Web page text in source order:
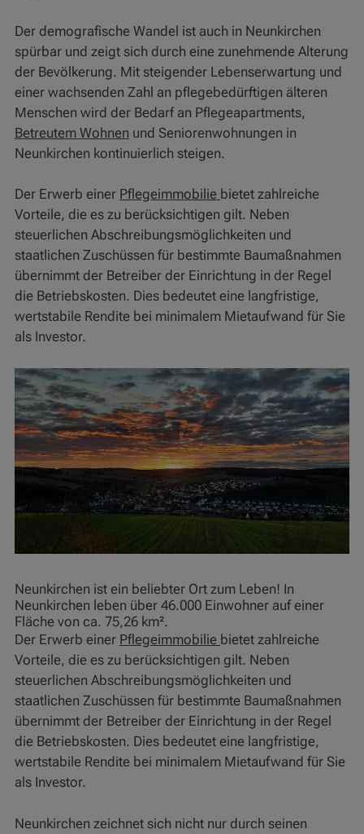
Der demografische Wandel ist auch in Neunkirchen
spürbar und zeigt sich durch eine zunehmende Alterung
der Bevölkerung. Mit steigender Lebenserwartung und
einer wachsenden Zahl an pflegebedürftigen älteren
Menschen wird der Bedarf an Pflegeapartments,
Betreutem Wohnen und Seniorenwohnungen in
Neunkirchen kontinuierlich steigen.
Der Erwerb einer Pflegeimmobilie bietet zahlreiche
Vorteile, die es zu berücksichtigen gilt. Neben
steuerlichen Abschreibungsmöglichkeiten und
staatlichen Zuschüssen für bestimmte Baumaßnahmen
übernimmt der Betreiber der Einrichtung in der Regel
die Betriebskosten. Dies bedeutet eine langfristige,
wertstabile Rendite bei minimalem Mietaufwand für Sie
als Investor.
Neunkirchen ist ein beliebter Ort zum Leben! In
Neunkirchen leben über 46.000 Einwohner auf einer
Fläche von ca. 75,26 km².
Der Erwerb einer Pflegeimmobilie bietet zahlreiche
Vorteile, die es zu berücksichtigen gilt. Neben
steuerlichen Abschreibungsmöglichkeiten und
staatlichen Zuschüssen für bestimmte Baumaßnahmen
übernimmt der Betreiber der Einrichtung in der Regel
die Betriebskosten. Dies bedeutet eine langfristige,
wertstabile Rendite bei minimalem Mietaufwand für Sie
als Investor.
Neunkirchen zeichnet sich nicht nur durch seinen